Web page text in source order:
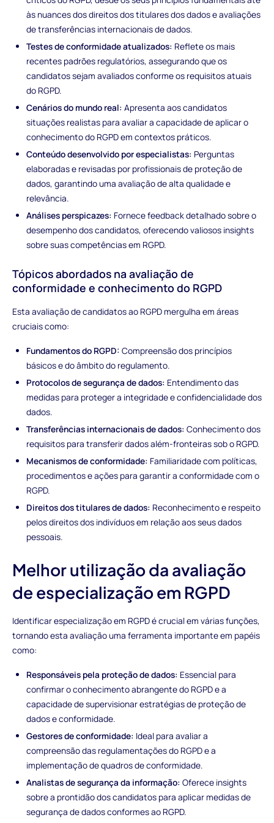
às nuances dos direitos dos titulares dos dados e avaliações
de transferências internacionais de dados.
Testes de conformidade atualizados: Reflete os mais
recentes padrões regulatórios, assegurando que os
candidatos sejam avaliados conforme os requisitos atuais
do RGPD.
Cenários do mundo real: Apresenta aos candidatos
situações realistas para avaliar a capacidade de aplicar o
conhecimento do RGPD em contextos práticos.
Conteúdo desenvolvido por especialistas: Perguntas
elaboradas e revisadas por profissionais de proteção de
dados, garantindo uma avaliação de alta qualidade e
relevância.
Análises perspicazes: Fornece feedback detalhado sobre o
desempenho dos candidatos, oferecendo valiosos insights
sobre suas competências em RGPD.
Tópicos abordados na avaliação de
conformidade e conhecimento do RGPD
Esta avaliação de candidatos ao RGPD mergulha em áreas
cruciais como:
Fundamentos do RGPD: Compreensão dos princípios
básicos e do âmbito do regulamento.
Protocolos de segurança de dados: Entendimento das
medidas para proteger a integridade e confidencialidade dos
dados.
Transferências internacionais de dados: Conhecimento dos
requisitos para transferir dados além-fronteiras sob o RGPD.
Mecanismos de conformidade: Familiaridade com políticas,
procedimentos e ações para garantir a conformidade com o
RGPD.
Direitos dos titulares de dados: Reconhecimento e respeito
pelos direitos dos indivíduos em relação aos seus dados
pessoais.
Melhor utilização da avaliação
de especialização em RGPD
Identificar especialização em RGPD é crucial em várias funções,
tornando esta avaliação uma ferramenta importante em papéis
como:
Responsáveis pela proteção de dados: Essencial para
confirmar o conhecimento abrangente do RGPD e a
capacidade de supervisionar estratégias de proteção de
dados e conformidade.
Gestores de conformidade: Ideal para avaliar a
compreensão das regulamentações do RGPD e a
implementação de quadros de conformidade.
Analistas de segurança da informação: Oferece insights
sobre a prontidão dos candidatos para aplicar medidas de
segurança de dados conformes ao RGPD.